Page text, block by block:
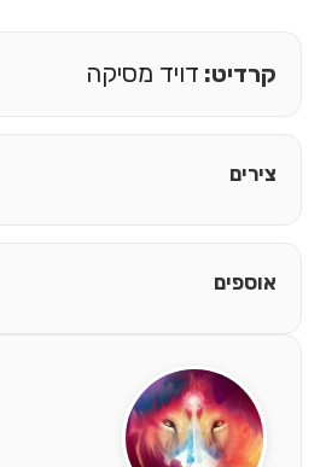
קרדיט: דויד מסיקה
צירים
אוספים